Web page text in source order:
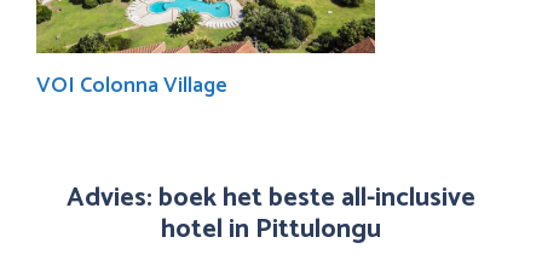
VOI Colonna Village
Advies: boek het beste all-inclusive
hotel in Pittulongu